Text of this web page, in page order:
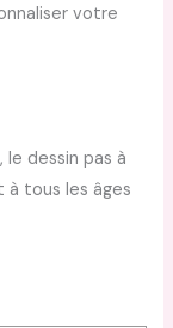
votre
dessin pas à
tous les âges